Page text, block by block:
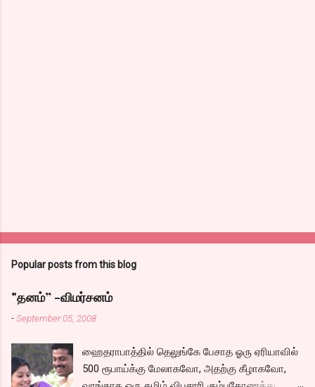
Popular posts from this blog
"தனம்” -விமர்சனம்
-September 05, 2008
ஹைதராபாத்தில் தெலுங்கே பேசாத ஓரு ஏரியாவில்
500 ரூபாய்க்கு மேலாகவோ, அதற்கு கீழாகவோ,